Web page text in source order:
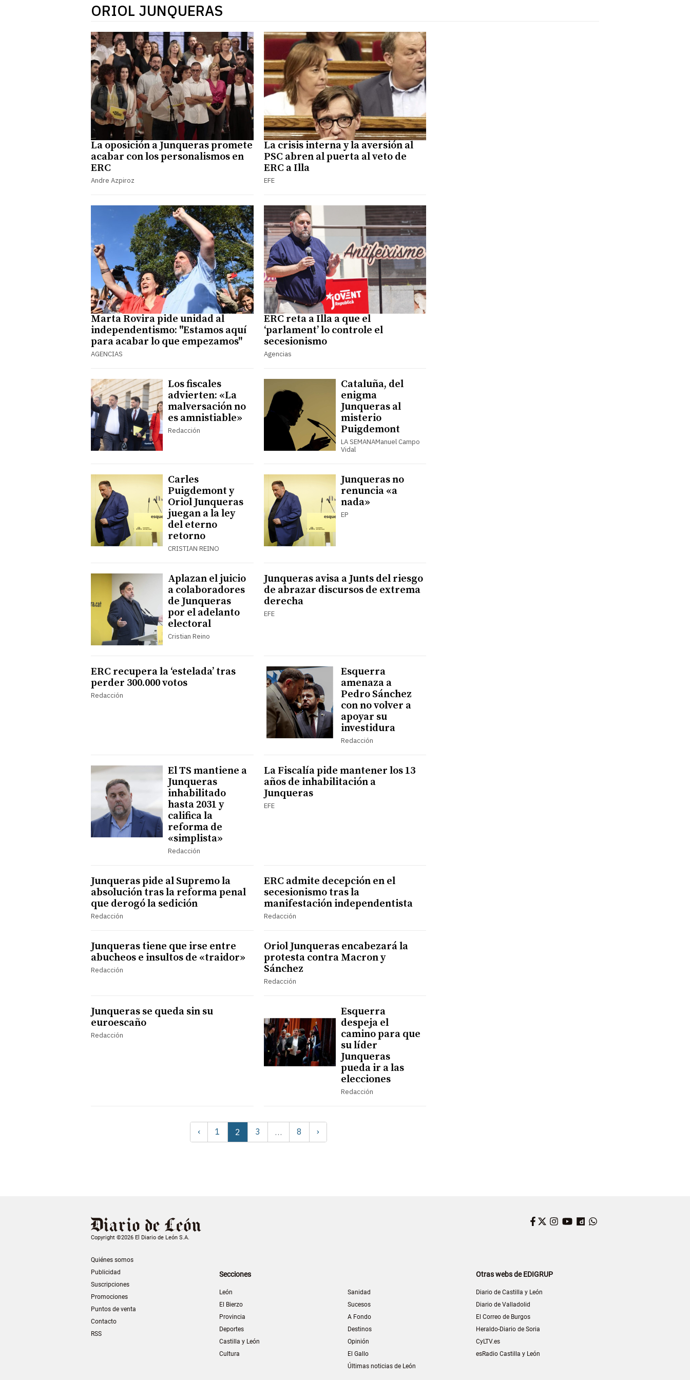
ORIOL JUNQUERAS
La oposición a Junqueras promete
acabar con los personalismos en
ERC
Andre Azpiroz
La crisis interna y la aversión al
PSC abren al puerta al veto de
ERC a Illa
EFE
Marta Rovira pide unidad al
independentismo: "Estamos aquí
para acabar lo que empezamos"
AGENCIAS
ERC reta a Illa a que el
‘parlament’ lo controle el
secesionismo
Agencias
Los fiscales
advierten: «La
malversación no
es amnistiable»
Redacción
Cataluña, del
enigma
Junqueras al
misterio
Puigdemont
LA SEMANAManuel Campo
Vidal
Carles
Puigdemont y
Oriol Junqueras
juegan a la ley
del eterno
retorno
CRISTIAN REINO
Junqueras no
renuncia «a
nada»
EP
Aplazan el juicio
a colaboradores
de Junqueras
por el adelanto
electoral
Cristian Reino
Junqueras avisa a Junts del riesgo
de abrazar discursos de extrema
derecha
EFE
ERC recupera la ‘estelada’ tras
perder 300.000 votos
Redacción
Esquerra
amenaza a
Pedro Sánchez
con no volver a
apoyar su
investidura
Redacción
El TS mantiene a
Junqueras
inhabilitado
hasta 2031 y
califica la
reforma de
«simplista»
Redacción
La Fiscalía pide mantener los 13
años de inhabilitación a
Junqueras
EFE
Junqueras pide al Supremo la
absolución tras la reforma penal
que derogó la sedición
Redacción
ERC admite decepción en el
secesionismo tras la
manifestación independentista
Redacción
Junqueras tiene que irse entre
abucheos e insultos de «traidor»
Redacción
Oriol Junqueras encabezará la
protesta contra Macron y
Sánchez
Redacción
Junqueras se queda sin su
euroescaño
Redacción
Esquerra
despeja el
camino para que
su líder
Junqueras
pueda ir a las
elecciones
Redacción
‹ 1 2 3 … 8 ›
Copyright ©2026 El Diario de León S.A.
Quiénes somos
Publicidad
Suscripciones
Promociones
Puntos de venta
Contacto
RSS
Facebook
Twitter
Instagram
YouTube
Dailymotion
Secciones
León
El Bierzo
Provincia
Deportes
Castilla y León
Cultura
Sanidad
Sucesos
A Fondo
Destinos
Opinión
El Gallo
Últimas noticias de León
Otras webs de EDIGRUP
Diario de Castilla y León
Diario de Valladolid
El Correo de Burgos
Heraldo-Diario de Soria
CyLTV.es
esRadio Castilla y León